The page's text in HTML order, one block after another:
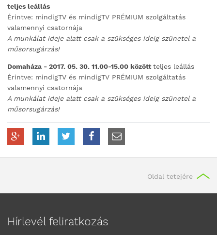
teljes leállás
Érintve: mindigTV és mindigTV PRÉMIUM szolgáltatás
valamennyi csatornája
A munkálat ideje alatt csak a szükséges ideig szünetel a
műsorsugárzás!
Domaháza - 2017. 05. 30. 11.00-15.00 közöttteljes leállás
Érintve: mindigTV és mindigTV PRÉMIUM szolgáltatás
valamennyi csatornája
A munkálat ideje alatt csak a szükséges ideig szünetel a
műsorsugárzás!
Oldal tetejére
Hírlevél feliratkozás